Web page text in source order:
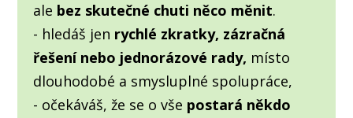
ale bez skutečné chuti něco měnit.
- hledáš jen rychlé zkratky, zázračná
řešení nebo jednorázové rady, místo
dlouhodobé a smysluplné spolupráce,
- očekáváš, že se o vše postará někdo